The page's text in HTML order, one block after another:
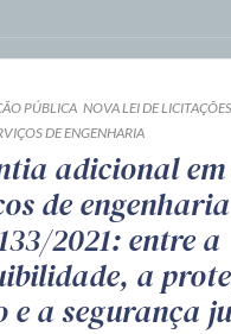
PÚBLICA NOVA LEI DE LICITAÇÕES
DE ENGENHARIA
adicional em
de
2021: entre a
a
e a segurança